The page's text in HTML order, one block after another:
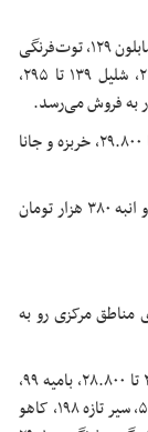
شابلون ۱۲۹، توت‌فرنگی
۱۷۹ تا ۲۵۰، زردآلو ۱۳۰ تا ۱۹۸، سیب گلاب ۱۲۹ تا ۲۲۰، شلیل ۱۳۹ تا ۲۹۵،
جانا
در بازار میوه‌های وارداتی هر کیلو گرم موز ۱۴۸ تا ۱۹۸ و انبه ۳۸۰ هزار تومان
مناطق مرکزی رو به
هر کیلو گرم بادمجان ۲۹.۸۰۰ تا ۴۹.۸۰۰، باقالی ۲۵.۹۰۰ تا ۲۸.۸۰۰، بامیه ۹۹،
خیار ۳۴.۸۰۰ تا ۴۵.۸۰۰، ذرت ۴۹.۸۰۰، سبزی خوردن ۵۵، سیر تازه ۱۹۸، کاهو